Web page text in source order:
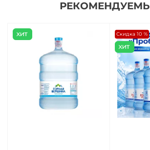
Скидка 10 %